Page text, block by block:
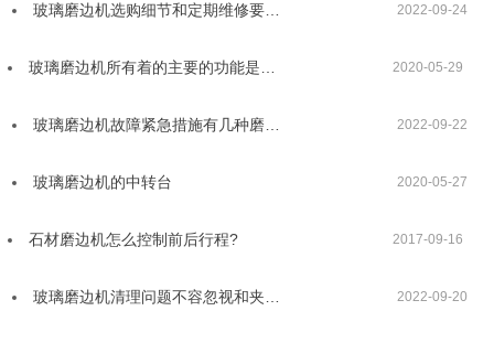
玻璃磨边机选购细节和定期维修要… 2022-09-24
玻璃磨边机所有着的主要的功能是… 2020-05-29
玻璃磨边机故障紧急措施有几种磨… 2022-09-22
玻璃磨边机的中转台 2020-05-27
石材磨边机怎么控制前后行程? 2017-09-16
玻璃磨边机清理问题不容忽视和夹… 2022-09-20